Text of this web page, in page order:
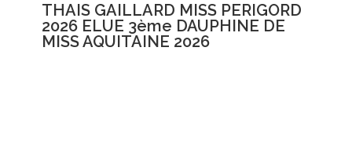
THAIS GAILLARD MISS PERIGORD
2026 ELUE 3ème DAUPHINE DE
MISS AQUITAINE 2026